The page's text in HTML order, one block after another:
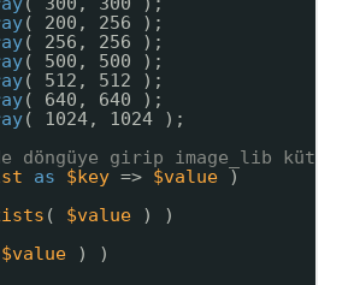
( 200, 256 );
( 256, 256 );
( 500, 500 );
( 512, 512 );
( 640, 640 );
( 1024, 1024 );
döngüye girip image_lib
as $key => $value
)
( $value
) )
$value
) )